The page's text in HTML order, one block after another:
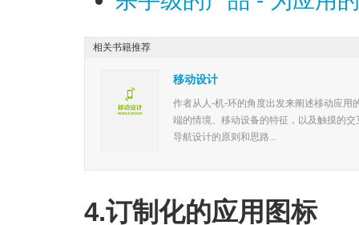
移动设计
作者从人-机-环的角度出发来阐述移动应用
端的情境、移动设备的特征，以及触摸的
导航设计的原则和思路...
相关书籍推荐
4.订制化的应用图标